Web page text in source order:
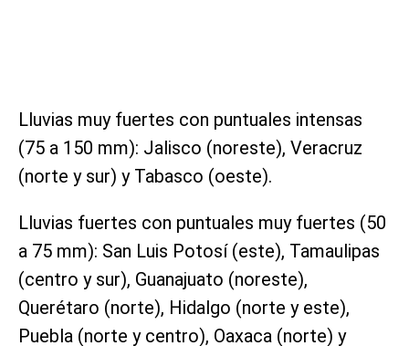
Lluvias muy fuertes con puntuales intensas
(75 a 150 mm): Jalisco (noreste), Veracruz
(norte y sur) y Tabasco (oeste).
Lluvias fuertes con puntuales muy fuertes (50
a 75 mm): San Luis Potosí (este), Tamaulipas
(centro y sur), Guanajuato (noreste),
Querétaro (norte), Hidalgo (norte y este),
Puebla (norte y centro), Oaxaca (norte) y